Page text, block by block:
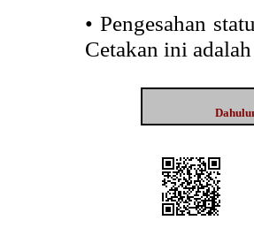
• Pengesahan
Cetakan ini